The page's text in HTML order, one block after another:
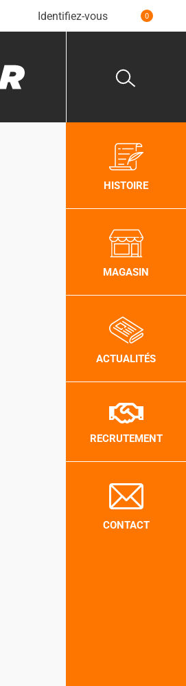
Identifiez-vous 0
HISTOIRE
MAGASIN
ACTUALITÉS
RECRUTEMENT
CONTACT